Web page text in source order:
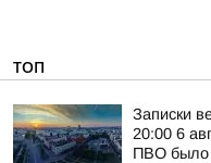
ТОП
Записки
20:00 6
ПВО было